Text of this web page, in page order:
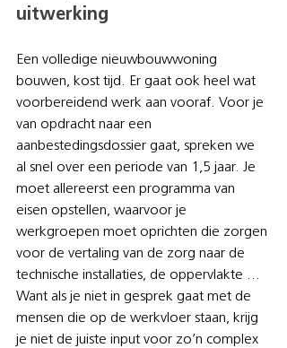
uitwerking
Een volledige nieuwbouwwoning
bouwen, kost tijd. Er gaat ook heel wat
voorbereidend werk aan vooraf. Voor je
van opdracht naar een
aanbestedingsdossier gaat, spreken we
al snel over een periode van 1,5 jaar. Je
moet allereerst een programma van
eisen opstellen, waarvoor je
werkgroepen moet oprichten die zorgen
voor de vertaling van de zorg naar de
technische installaties, de oppervlakte ...
Want als je niet in gesprek gaat met de
mensen die op de werkvloer staan, krijg
je niet de juiste input voor zo’n complex